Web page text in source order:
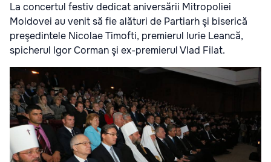
La concertul festiv dedicat aniversării Mitropoliei
Moldovei au venit să fie alături de Partiarh şi biserică
preşedintele Nicolae Timofti, premierul Iurie Leancă,
spicherul Igor Corman şi ex-premierul Vlad Filat.